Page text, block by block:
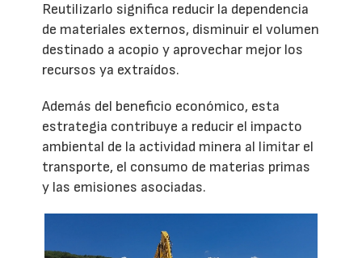
Reutilizarlo significa reducir la dependencia
de materiales externos, disminuir el volumen
destinado a acopio y aprovechar mejor los
recursos ya extraídos.
Además del beneficio económico, esta
estrategia contribuye a reducir el impacto
ambiental de la actividad minera al limitar el
transporte, el consumo de materias primas
y las emisiones asociadas.